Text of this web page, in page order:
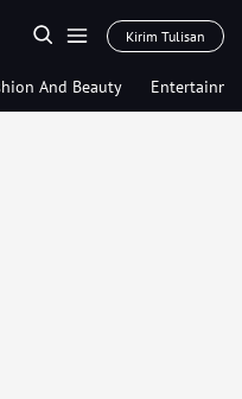
Kirim Tulisan
And Beauty